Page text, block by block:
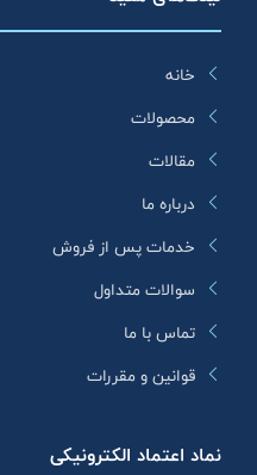
خانه
محصولات
مقالات
درباره ما
خدمات پس از فروش
سوالات متداول
تماس با ما
قوانین و مقررات
نماد اعتماد الکترونیکی